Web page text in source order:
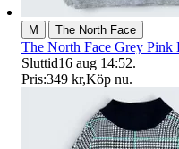
M | The North Face
The North Face Grey
Sluttid16 aug 14:52.
Pris:349 kr,Köp nu.